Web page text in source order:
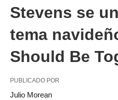
Stevens se
tema
Should Be
PUBLICADO POR
Julio Morean